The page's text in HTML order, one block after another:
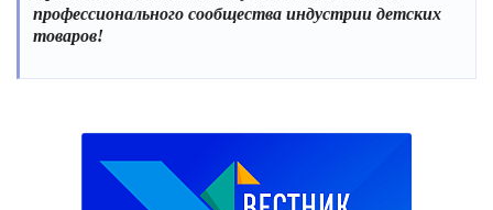
профессионального сообщества индустрии детских
товаров!